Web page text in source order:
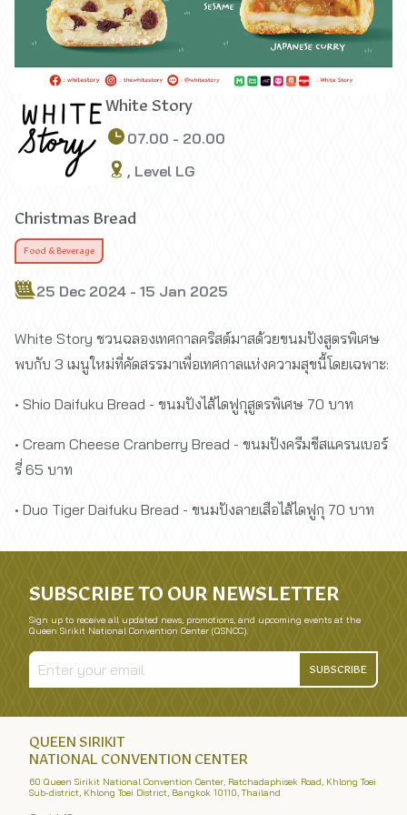
White Story
07.00 - 20.00
, Level LG
Christmas Bread
Food & Beverage
25 Dec 2024 - 15 Jan 2025
White Story ชวนฉลองเทศกาลคริสต์มาสด้วยขนมปังสูตรพิเศษ
พบกับ 3 เมนูใหม่ที่คัดสรรมาเพื่อเทศกาลแห่งความสุขนี้โดยเฉพาะ:
• Shio Daifuku Bread - ขนมปังไส้ไดฟูกุสูตรพิเศษ 70 บาท
• Cream Cheese Cranberry Bread - ขนมปังครีมชีสแครนเบอร์
รี่ 65 บาท
• Duo Tiger Daifuku Bread - ขนมปังลายเสือไส้ไดฟูกุ 70 บาท
SUBSCRIBE TO OUR NEWSLETTER
Sign up to receive all updated news, promotions, and upcoming events at the
Queen Sirikit National Convention Center (QSNCC).
SUBSCRIBE
QUEEN SIRIKIT
NATIONAL CONVENTION CENTER
60 Queen Sirikit National Convention Center, Ratchadaphisek Road, Khlong Toei
Sub-district, Khlong Toei District, Bangkok 10110, Thailand